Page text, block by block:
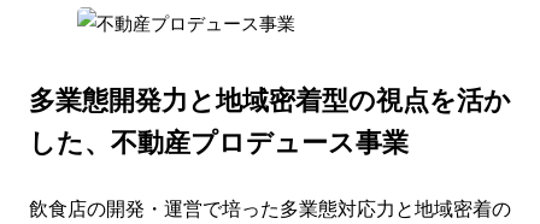
多業態開発⼒と地域密着型の視点を活か
した、 不動産プロデュース事業
飲⾷店の開発・運営で培った多業態対応⼒と地域密着の